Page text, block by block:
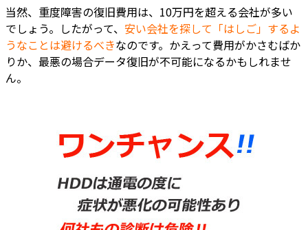
当然、重度障害の復旧費用は、10万円を超える会社が多い
でしょう。したがって、 安い会社を探して「はしご」するよ
うなことは避けるべきなのです。かえって費用がかさむばか
りか、最悪の場合データ復旧が不可能になるかもしれませ
ん。